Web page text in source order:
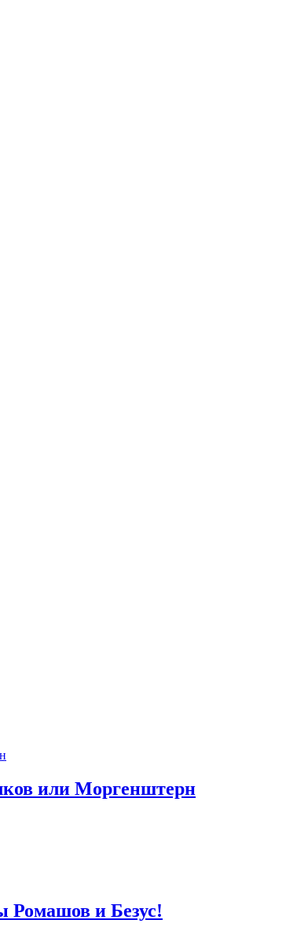
или Моргенштерн
Ромашов и Безус!